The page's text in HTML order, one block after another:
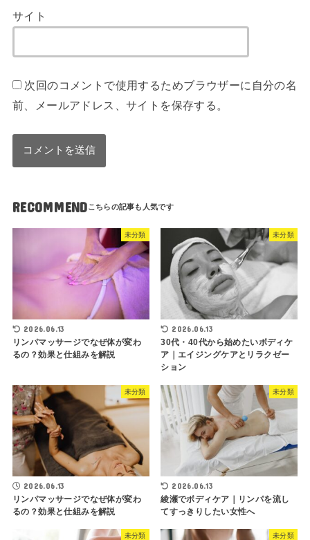
サイト
次回のコメントで使用するためブラウザーに自分の名
前、メールアドレス、サイトを保存する。
RECOMMEND
未分類
2026.06.13
リンパマッサージでなぜ体が変わ
るの？効果と仕組みを解説
未分類
2026.06.13
30代・40代から始めたいボディケ
ア｜エイジングケアとリラクゼー
ション
未分類
2026.06.13
リンパマッサージでなぜ体が変わ
るの？効果と仕組みを解説
未分類
2026.06.13
綾瀬でボディケア｜リンパを流し
てすっきりしたい女性へ
未分類 未分類